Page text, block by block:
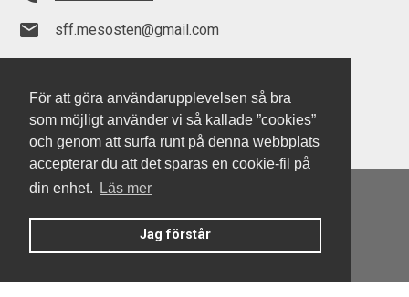
För att göra användarupplevelsen så bra
som möjligt använder vi så kallade ”cookies”
och genom att surfa runt på denna webbplats
accepterar du att det sparas en cookie-fil på
din enhet.
Läs mer
Jag förstår
email sff.mesosten@gmail.com